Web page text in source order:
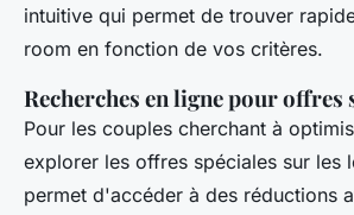
intuitive qui permet de trouver
room en fonction de vos critères.
Recherches en ligne pour offres
Pour les couples cherchant à
explorer les offres spéciales sur les
permet d'accéder à des réductions